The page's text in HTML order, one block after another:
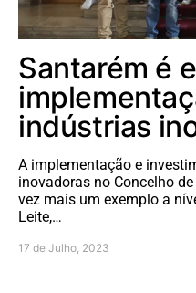
Santarém é
indústrias
A implementação e
inovadoras no Concelho
vez mais um exemplo a
Leite,…
17 de Julho, 2023